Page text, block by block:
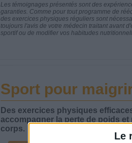
Le
Les témoignages présentés sont des
garanties. Comme pour tout programme de
des exercices physiques réguliers sont
toujours l'avis de votre médecin traitant avant
sportif ou de modifier vos habitudes
Sport pour
Des exercices physiques
accompagner la perte de poids
corps.